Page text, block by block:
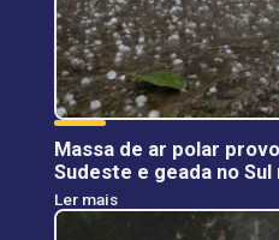
Massa de ar polar
Sudeste e geada no
Ler mais